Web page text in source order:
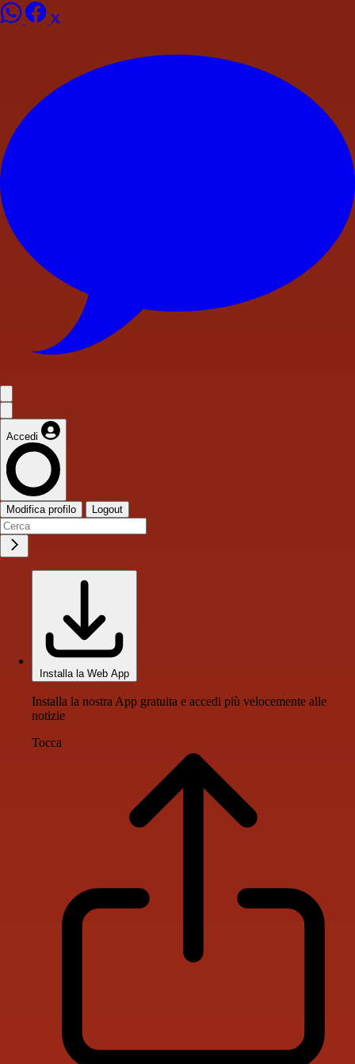
Accedi
Modifica profilo Logout
Installa la Web App
Installa la nostra App gratuita e accedi più velocemente alle
notizie
Tocca